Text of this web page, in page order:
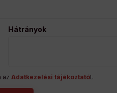
Hátrányok
az Adatkezelési tájékoztatót.